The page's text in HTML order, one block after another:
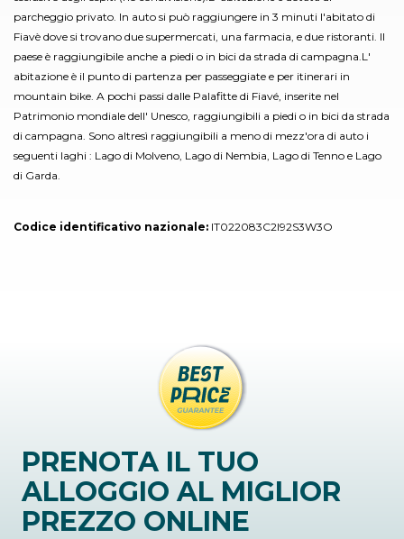
parcheggio privato. In auto si può raggiungere in 3 minuti l'abitato di
Fiavè dove si trovano due supermercati, una farmacia, e due ristoranti. Il
paese è raggiungibile anche a piedi o in bici da strada di campagna.L'
abitazione è il punto di partenza per passeggiate e per itinerari in
mountain bike. A pochi passi dalle Palafitte di Fiavé, inserite nel
Patrimonio mondiale dell' Unesco, raggiungibili a piedi o in bici da strada
di campagna. Sono altresì raggiungibili a meno di mezz'ora di auto i
seguenti laghi : Lago di Molveno, Lago di Nembia, Lago di Tenno e Lago
di Garda.
Codice identificativo nazionale: IT022083C2I92S3W3O
PRENOTA IL TUO
ALLOGGIO AL MIGLIOR
PREZZO ONLINE